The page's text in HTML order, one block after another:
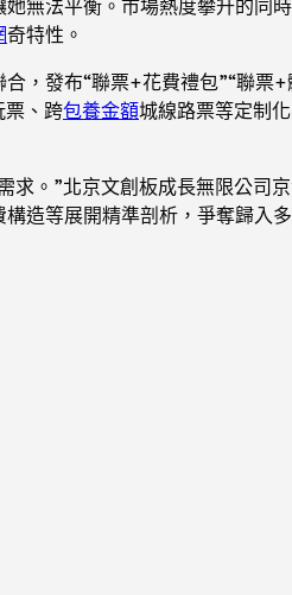
無法平衡。市場熱度攀升的同
奇特性。
，發布“聯票+花費禮包”“聯票
票、跨包養金額城線路票等定制
求。”北京文創板成長無限公司
造等展開精準剖析，爭奪歸入